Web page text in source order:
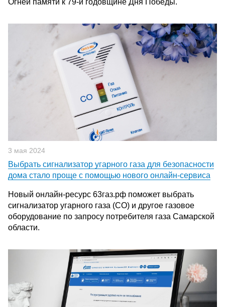
Огней памяти к 79-й годовщине Дня Победы.
3 мая 2024
Выбрать сигнализатор угарного газа для безопасности
дома стало проще с помощью нового онлайн-сервиса
Новый онлайн-ресурс 63газ.рф поможет выбрать
сигнализатор угарного газа (СО) и другое газовое
оборудование по запросу потребителя газа Самарской
области.